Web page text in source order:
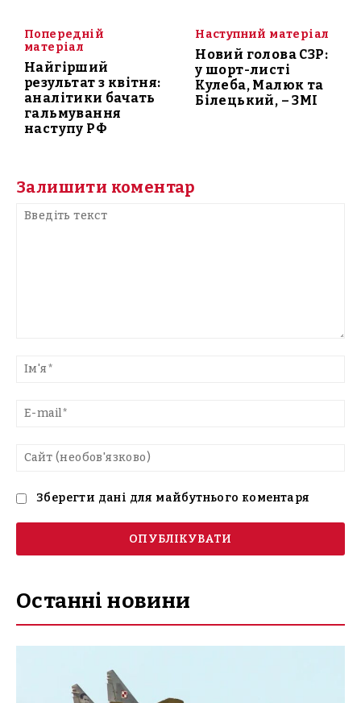
Попередній
матеріал
Найгірший
результат з квітня:
аналітики бачать
гальмування
наступу РФ
Наступний матеріал
Новий голова СЗР:
у шорт-листі
Кулеба, Малюк та
Білецький, – ЗМІ
Залишити коментар
текст
Зберегти дані для майбутнього коментаря
Останні новини